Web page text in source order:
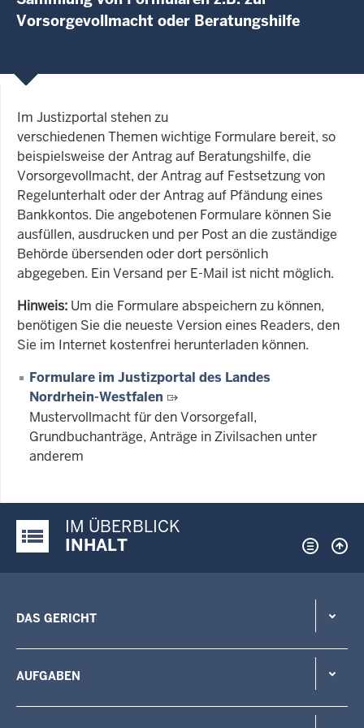
Vorsorgevollmacht oder Beratungshilfe
Im Justizportal stehen zu
verschiedenen Themen wichtige Formulare bereit, so
beispielsweise der Antrag auf Beratungshilfe, die
Vorsorgevollmacht, der Antrag auf Festsetzung von
Regelunterhalt oder der Antrag auf Pfändung eines
Bankkontos. Die angebotenen Formulare können Sie
ausfüllen, ausdrucken und per Post an die zuständige
Behörde übersenden oder dort persönlich
abgegeben. Ein Versand per E-Mail ist nicht möglich.
Hinweis: Um die Formulare abspeichern zu können,
benötigen Sie die neueste Version eines Readers, den
Sie im Internet kostenfrei herunterladen können.
Formulare im Justizportal des Landes
Nordrhein-Westfalen
Mustervollmacht für den Vorsorgefall,
Grundbuchanträge, Anträge in Zivilsachen unter
anderem
Justiz-Portal im Überblick:
IM ÜBERBLICK
INHALT
DAS GERICHT
AUFGABEN